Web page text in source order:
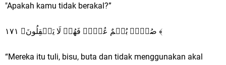
"Apakah kamu tidak berakal?”
صُمُّۢ بُكۡمٌ عُمۡیࣱ فَهُمۡ لَا یَعۡقِلُونَ﴿ ١٧١ ﴾
“Mereka itu tuli, bisu, buta dan tidak menggunakan akal